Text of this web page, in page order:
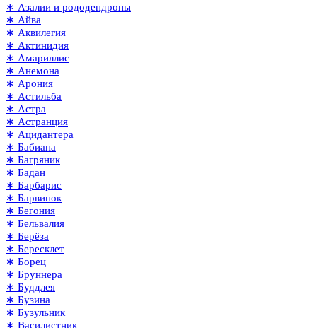
∗ Азалии и рододендроны
∗ Айва
∗ Аквилегия
∗ Актинидия
∗ Амариллис
∗ Анемона
∗ Арония
∗ Астильба
∗ Астра
∗ Астранция
∗ Ацидантера
∗ Бабиана
∗ Багряник
∗ Бадан
∗ Барбарис
∗ Барвинок
∗ Бегония
∗ Бельвалия
∗ Берёза
∗ Бересклет
∗ Борец
∗ Бруннера
∗ Буддлея
∗ Бузина
∗ Бузульник
∗ Василистник